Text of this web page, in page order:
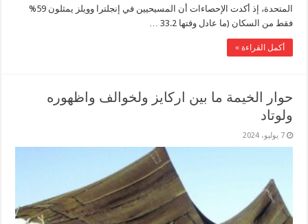
المتحدة، إذ أكدت الإحصاءات أن المسيحيين في إنجلترا وويلز يمثلون 59%
فقط من السكان (ما عادل وقتها 33.2 …
أكمل القراءة »
حوار الخيمة ما بين اركايز ولخوالف واظهوره
ولوتاد
7 يوليو، 2024